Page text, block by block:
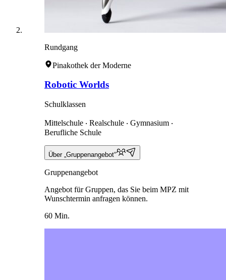
Rundgang
Pinakothek der Moderne
Robotic Worlds
Schulklassen
Mittelschule ‧ Realschule ‧ Gymnasium ‧
Berufliche Schule
Über „Gruppenangebot“
Gruppenangebot
Angebot für Gruppen, das Sie beim MPZ mit
Wunschtermin anfragen können.
60 Min.